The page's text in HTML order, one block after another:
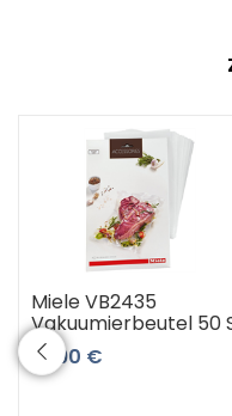
Miele VB2435
Vakuumierbeutel 50
41,90 €